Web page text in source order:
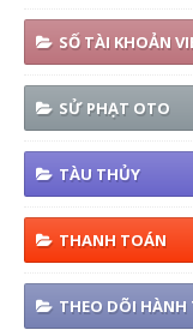
SỐ TÀI KHOẢN
SỬ PHẠT OTO
TÀU THỦY
THANH TOÁN
THEO DÕI HÀNH